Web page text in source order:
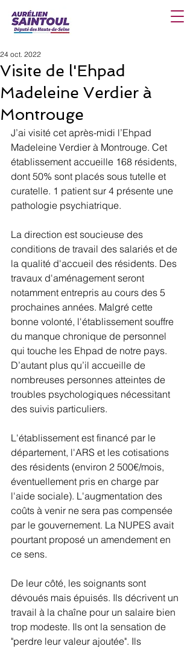
Visite de l'Ehpad
Madeleine Verdier à
Montrouge
24 oct. 2022
J’ai visité cet après-midi l’Ehpad
Madeleine Verdier à Montrouge. Cet
établissement accueille 168 résidents,
dont 50% sont placés sous tutelle et
curatelle. 1 patient sur 4 présente une
pathologie psychiatrique.
La direction est soucieuse des
conditions de travail des salariés et de
la qualité d'accueil des résidents. Des
travaux d'aménagement seront
notamment entrepris au cours des 5
prochaines années. Malgré cette
bonne volonté, l'établissement souffre
du manque chronique de personnel
qui touche les Ehpad de notre pays.
D’autant plus qu’il accueille de
nombreuses personnes atteintes de
troubles psychologiques nécessitant
des suivis particuliers.
L'établissement est financé par le
département, l'ARS et les cotisations
des résidents (environ 2 500€/mois,
éventuellement pris en charge par
l'aide sociale). L'augmentation des
coûts à venir ne sera pas compensée
par le gouvernement. La NUPES avait
pourtant proposé un amendement en
ce sens.
De leur côté, les soignants sont
dévoués mais épuisés. Ils décrivent un
travail à la chaîne pour un salaire bien
trop modeste. Ils ont la sensation de
"perdre leur valeur ajoutée". Ils